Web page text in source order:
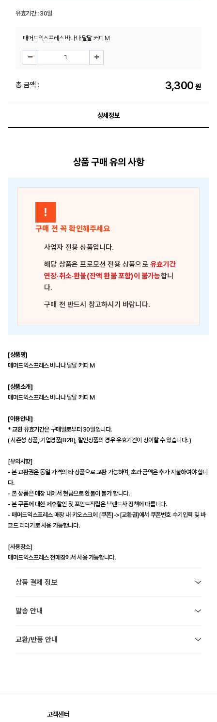
유효기간 :30일
매머드익스프레스 바나나 달달 커피 M
총 금액 : 3,300 원
상세정보
상품 구매 유의 사항
!
구매 전 꼭 확인해주세요
사업자 전용 상품입니다.
해당 상품은프로모션 전용 상품으로유효기간
연장·취소·환불(잔액 환불 포함)이 불가능합니
다.
구매 전 반드시 참고하시기 바랍니다.
[상품명]
매머드익스프레스 바나나 달달 커피 M
[상품소개]
매머드익스프레스 바나나 달달 커피 M
[이용안내]
* 교환 유효기간은 구매일로부터 30일입니다.
( 시즌성 상품, 기업경품(B2B), 할인상품의 경우 유효기간이 상이할 수 있습니다. )
[유의사항]
- 본 교환권은 동일 가격의 타 상품으로 교환 가능하며, 초과 금액은 추가 지불하여야 합니
다.
- 본 상품은 매장 내에서 현금으로 환불이 불가 합니다.
- 본 쿠폰에 대한 제휴할인 및 포인트적립은 브랜드사 정책에 따릅니다.
- 매머드익스프레스 매장 내 키오스크에 [쿠폰]->[교환권]에서 쿠폰번호 수기입력 및 바
코드 리더기로 사용 가능합니다.
[사용장소]
매머드익스프레스 전매장에서 사용 가능합니다.
상품 결제 정보
발송 안내
교환/반품 안내
고객센터